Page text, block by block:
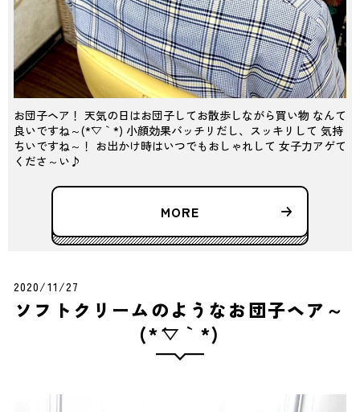
お団子ヘア！ 天気の日はお団子してお散歩しながら買い物 なんて
良いですね～(*´▽｀*) 小顔効果バッチリだし、スッキリして 気持
ちいですね～！ お出かけ時はいつでもおしゃれして 女子力アゲて
くださ～い♪
MORE
2020/11/27
ソフトクリームのようなお団子ヘア～
(*´▽｀*)